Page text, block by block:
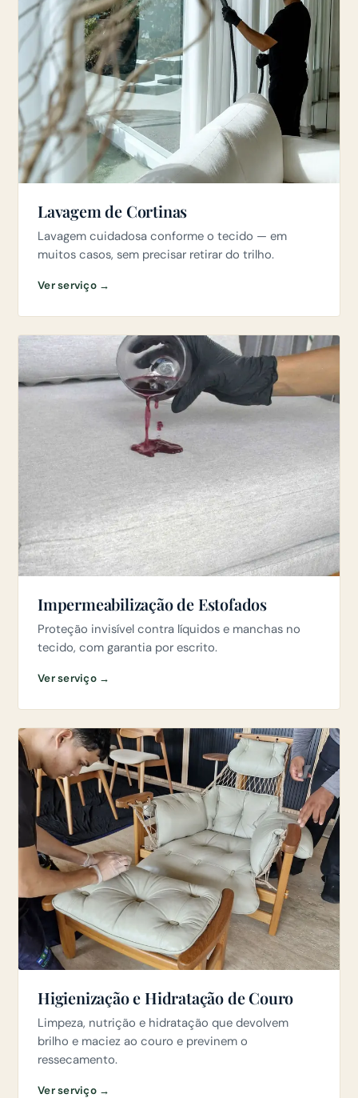
Lavagem de Cortinas
Lavagem cuidadosa conforme o tecido — em
muitos casos, sem precisar retirar do trilho.
Ver serviço →
Impermeabilização de Estofados
Proteção invisível contra líquidos e manchas no
tecido, com garantia por escrito.
Ver serviço →
Higienização e Hidratação de Couro
Limpeza, nutrição e hidratação que devolvem
brilho e maciez ao couro e previnem o
ressecamento.
Ver serviço →